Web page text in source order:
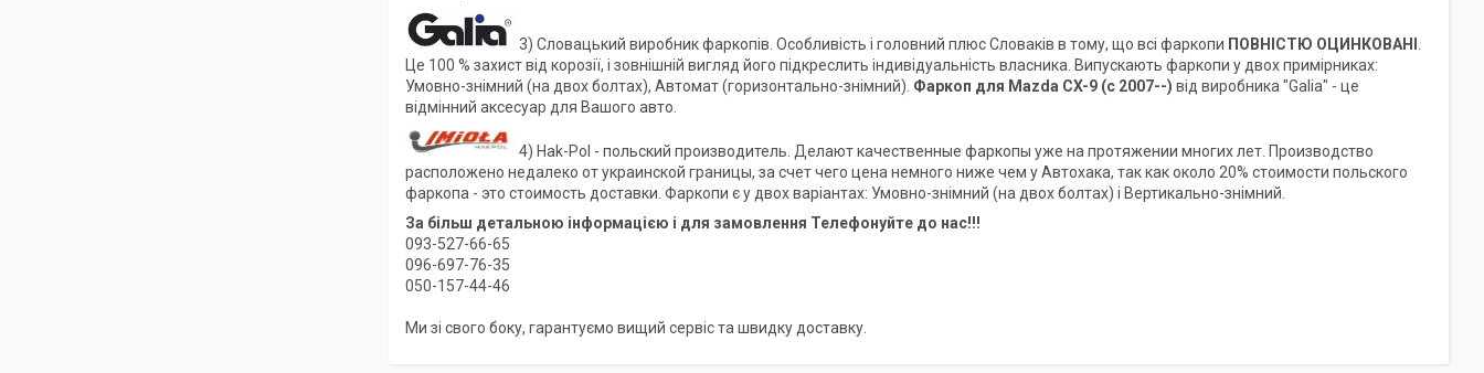
3) Словацький виробник фаркопів. Особливість і головний плюс Словаків в тому, що всі фаркопи ПОВНІСТЮ ОЦИНКОВАНІ
Це 100 % захист від корозії, і зовнішній вигляд його підкреслить індивідуальність власника. Випускають фаркопи у двох примірниках:
Умовно-знімний (на двох болтах), Автомат (горизонтально-знімний). Фаркоп для Mazda CX-9 (c 2007--) від виробника "Galia" - це
відмінний аксесуар для Вашого авто.
4) Hak-Pol - польский производитель. Делают качественные фаркопы уже на протяжении многих лет. Производство
расположено недалеко от украинской границы, за счет чего цена немного ниже чем у Автохака, так как около 20% стоимости польского
фаркопа - это стоимость доставки. Фаркопи є у двох варіантах: Умовно-знімний (на двох болтах) і Вертикально-знімний.
За більш детальною інформацією і для замовлення Телефонуйте до нас!!!
093-527-66-65
096-697-76-35
050-157-44-46
Ми зі свого боку, гарантуємо вищий сервіс та швидку доставку.